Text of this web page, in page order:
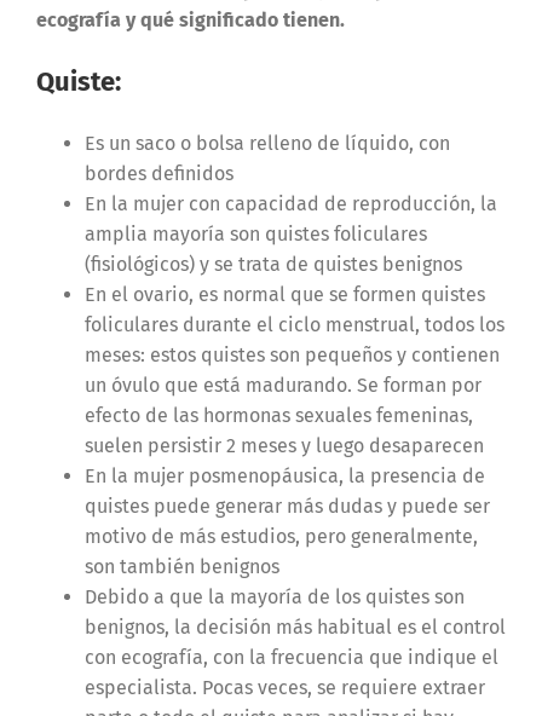
ecografía y qué significado tienen.
Quiste:
Es un saco o bolsa relleno de líquido, con
bordes definidos
En la mujer con capacidad de reproducción, la
amplia mayoría son quistes foliculares
(fisiológicos) y se trata de quistes benignos
En el ovario, es normal que se formen quistes
foliculares durante el ciclo menstrual, todos los
meses: estos quistes son pequeños y contienen
un óvulo que está madurando. Se forman por
efecto de las hormonas sexuales femeninas,
suelen persistir 2 meses y luego desaparecen
En la mujer posmenopáusica, la presencia de
quistes puede generar más dudas y puede ser
motivo de más estudios, pero generalmente,
son también benignos
Debido a que la mayoría de los quistes son
benignos, la decisión más habitual es el control
con ecografía, con la frecuencia que indique el
especialista. Pocas veces, se requiere extraer